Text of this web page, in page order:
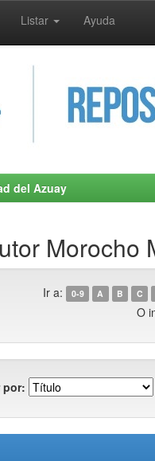
Listar Ayuda
del Azuay
Morocho
Ir a: 0-9 A B C
O
por: